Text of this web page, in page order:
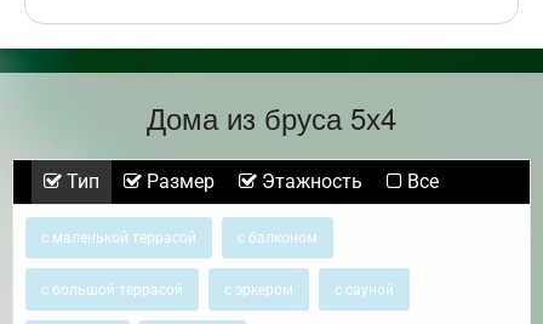
Дома из бруса 5х4
Тип Размер Этажность Все
с маленькой террасой с балконом
с большой террасой с эркером с сауной